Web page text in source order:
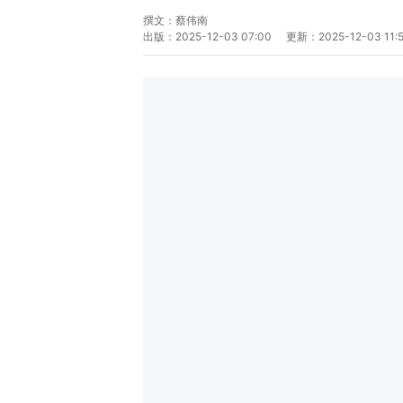
撰文： 蔡伟南
出版： 2025-12-03 07:00 更新： 2025-12-03